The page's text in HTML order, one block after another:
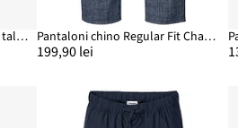
Pantaloni chino regular fit cu talie elastică și curea, straight Pantaloni chino Regular Fit Chambray, Straight
199,90 lei